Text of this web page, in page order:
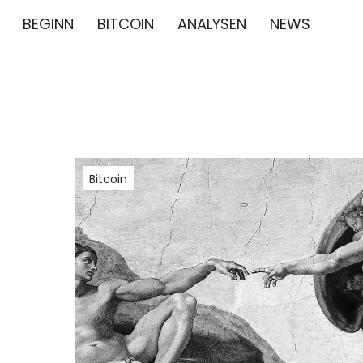
BEGINN BITCOIN ANALYSEN NEWS
BITCOIN GESCHICHTE NEWS CRYPTO BTC
Bitcoin